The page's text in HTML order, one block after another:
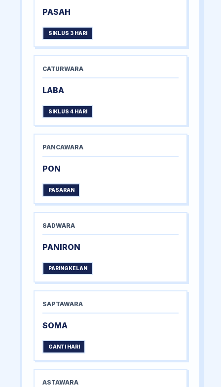
PASAH
SIKLUS 3 HARI
CATURWARA
LABA
SIKLUS 4 HARI
PANCAWARA
PON
PASARAN
SADWARA
PANIRON
PARINGKELAN
SAPTAWARA
SOMA
GANTI HARI
ASTAWARA